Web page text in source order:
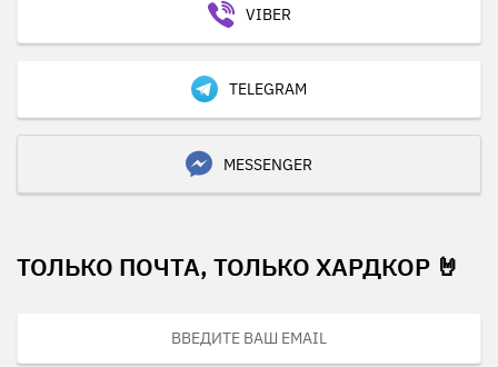
VIBER
TELEGRAM
MESSENGER
ТОЛЬКО ПОЧТА, ТОЛЬКО ХАРДКОР 🤘